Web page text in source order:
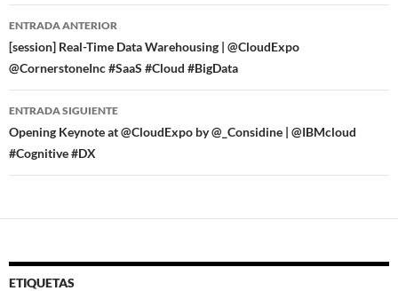
Navegador
de
entradas
ENTRADA ANTERIOR
[session] Real-Time Data Warehousing | @CloudExpo
@CornerstoneInc #SaaS #Cloud #BigData
ENTRADA SIGUIENTE
Opening Keynote at @CloudExpo by @_Considine | @IBMcloud‏
#Cognitive #DX
ETIQUETAS